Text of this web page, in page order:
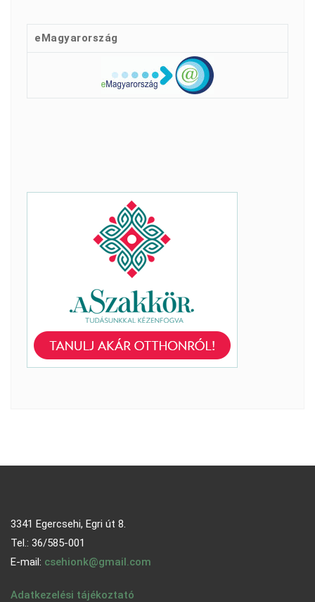
eMagyarország
3341 Egercsehi, Egri út 8.
Tel.: 36/585-001
E-mail: csehionk@gmail.com
Adatkezelési tájékoztató